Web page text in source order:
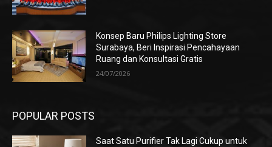
Konsep Baru Philips Lighting Store
Surabaya, Beri Inspirasi Pencahayaan
Ruang dan Konsultasi Gratis
24/07/2026
POPULAR POSTS
Saat Satu Purifier Tak Lagi Cukup untuk